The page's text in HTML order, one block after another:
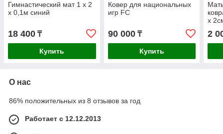
Гимнастический мат 1 х 2
х 0,1м синий
18 400 ₸
Купить
Ковер для национальных
игр FC
90 000₸
Купить
х
2
О нас
86% положительных из 8 отзывов за год
Работает с 12.12.2013